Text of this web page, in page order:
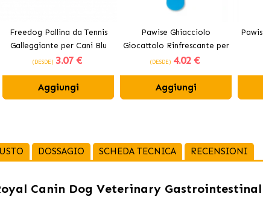
Freedog Pallina da Tennis
Galleggiante per Cani Blu
(DESDE) 3.07 €
Aggiungi
Pawise Ghiacciolo
Giocattolo Rinfrescante per
Cani
(DESDE) 4.02 €
Aggiungi
DOSSAGIO SCHEDA TECNICA RECENSIONI
Canin Dog Veterinary